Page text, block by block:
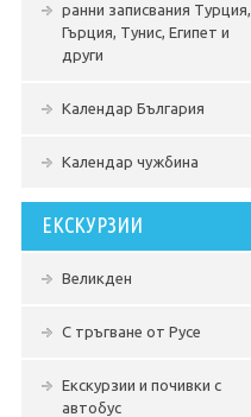
ранни записвания Турция,
Гърция, Тунис, Египет и
други
Календар България
Календар чужбина
ЕКСКУРЗИИ
Великден
С тръгване от Русе
Екскурзии и почивки с
автобус